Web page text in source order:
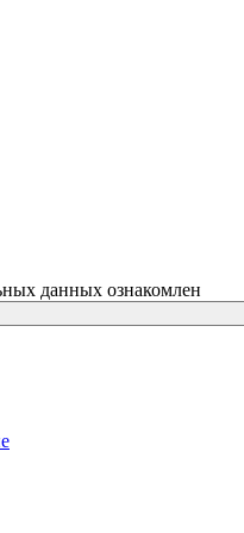
данных ознакомлен